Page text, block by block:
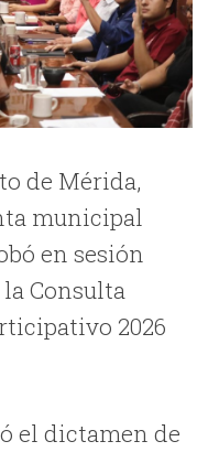
de Mérida,
municipal
en sesión
Consulta
2026
el dictamen de